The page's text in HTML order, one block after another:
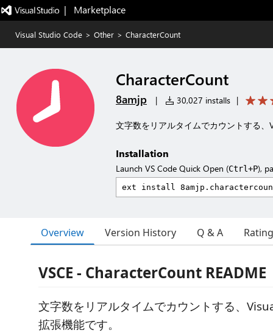
|   Marketplace
Visual Studio Code > Other > CharacterCount
CharacterCount
8amjp | 30,027 installs |
文字数をリアルタイムでカウントする
Installation
Launch VS Code Quick Open (Ctrl+P),
Overview Version History Q & A
VSCE - CharacterCount README
文字数をリアルタイムでカウントする、
拡張機能です。